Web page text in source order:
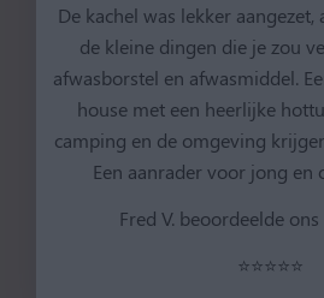
De kachel was lekker
de kleine dingen die je zou
afwasborstel en afwasmiddel.
house met een heerlijke
camping en de omgeving
Een aanrader voor jong en
Fred V. beoordeelde
⭐⭐⭐⭐⭐